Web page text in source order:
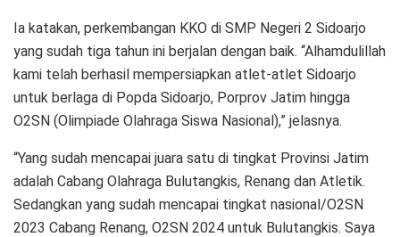
Ia katakan, perkembangan KKO di SMP Negeri 2 Sidoarjo
yang sudah tiga tahun ini berjalan dengan baik. “Alhamdulillah
kami telah berhasil mempersiapkan atlet-atlet Sidoarjo
untuk berlaga di Popda Sidoarjo, Porprov Jatim hingga
O2SN (Olimpiade Olahraga Siswa Nasional),” jelasnya.
“Yang sudah mencapai juara satu di tingkat Provinsi Jatim
adalah Cabang Olahraga Bulutangkis, Renang dan Atletik.
Sedangkan yang sudah mencapai tingkat nasional/O2SN
2023 Cabang Renang, O2SN 2024 untuk Bulutangkis. Saya